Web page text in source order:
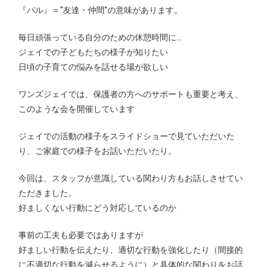
『パル』＝“友達・仲間”の意味があります。
毎日頑張っている自分のための休憩時間に…
ジェイでの子どもたちの様子が知りたい
日頃の子育ての悩みを話せる場が欲しい
ワンズジェイでは、保護者の方へのサポートも重要と考え、
このような会を開催しています
ジェイでの活動の様子をスライドショーで見ていただいた
り、ご家庭での様子をお話いただいたり。
今回は、スタッフが意識している関わり方もお話しさせてい
ただきました。
好ましくない行動にどう対応しているのか
事前の工夫も必要ではありますが
好ましい行動を伝えたり、適切な行動を強化したり（間接的
に不適切な行動を減らせるように）と具体的な関わりをお話